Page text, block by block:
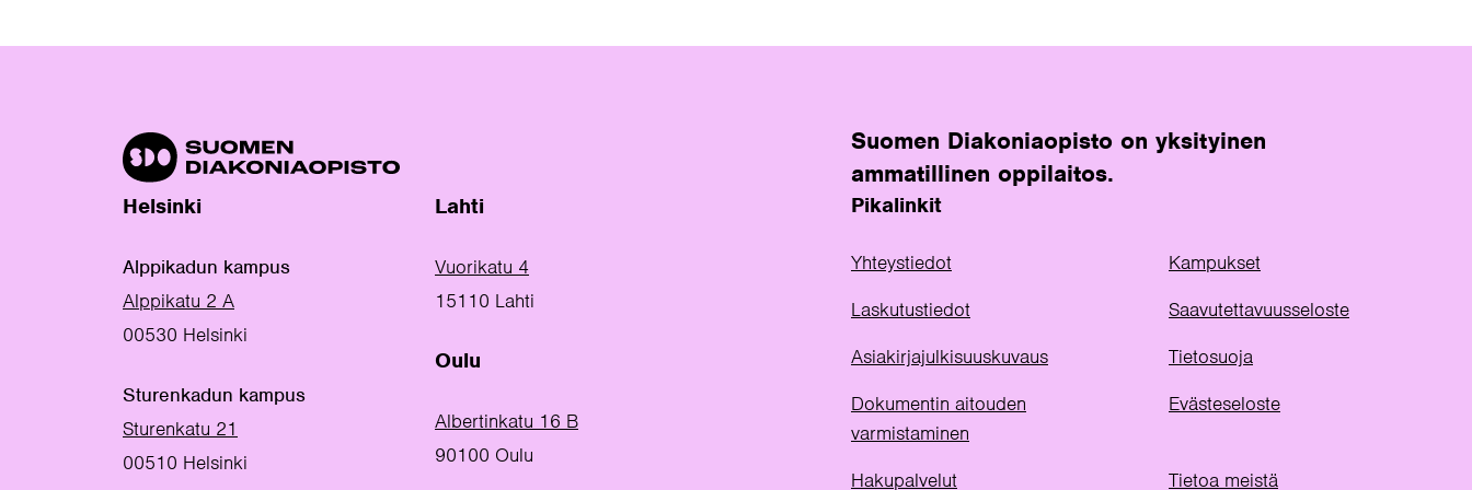
Suomen Diakoniaopisto on yksityinen
ammatillinen oppilaitos.
Helsinki
Alppikadun kampus
Alppikatu 2 A
00530 Helsinki
Sturenkadun kampus
Sturenkatu 21
00510 Helsinki
Lahti
Vuorikatu 4
15110 Lahti
Oulu
Albertinkatu 16 B
90100 Oulu
Pikalinkit
Yhteystiedot
Kampukset
Laskutustiedot
Saavutettavuusseloste
Asiakirjajulkisuuskuvaus
Tietosuoja
Dokumentin aitouden
varmistaminen
Evästeseloste
Hakupalvelut Tietoa meistä